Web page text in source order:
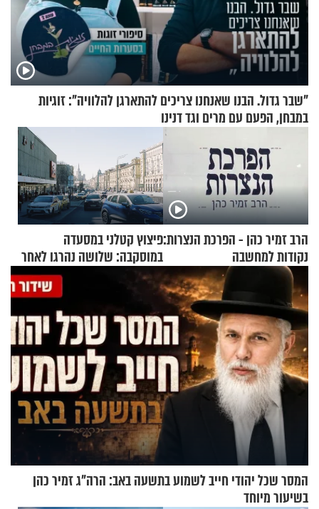
"שבר גדול. הבנו שאנחנו צריכים להתארגן להלוויה": זוגיות
במבחן, הפעם עם מרים וגד דנינו
הרב זמיר כהן - הפרכת הנצרות:
נקודות למחשבה
פיצוץ קטלני במסעדה
במוסקבה: שלושה נהרגו לאחר
שמטען שנשאה אישה התפוצץ
המסר שכל יהודי חייב לשמוע בתשעה באב: הרה"ג זמיר כהן
בשיעור מיוחד